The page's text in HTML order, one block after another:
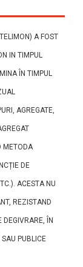
A FOST
IN TIMPUL
ÎN TIMPUL
AGREGATE,
METODA
DE
ACESTA NU
REZISTAND
DEGIVRARE, ÎN
PUBLICE